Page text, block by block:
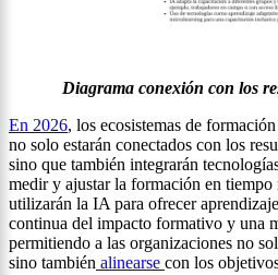
Diagrama conexión con los
En 2026, los ecosistemas de
no solo estarán conectados con los
sino que también integrarán
medir y ajustar la formación en tiempo
utilizarán la IA para ofrecer
continua del impacto formativo y una
permitiendo a las organizaciones no
sino también alinearse con los